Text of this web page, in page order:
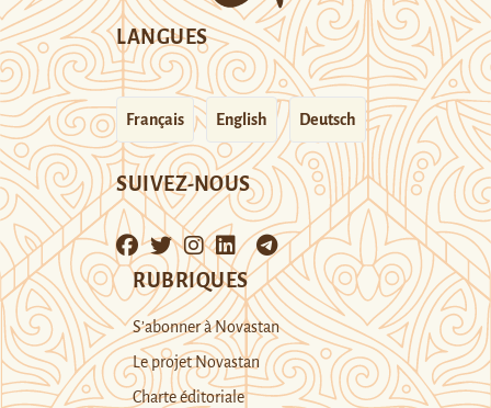
LANGUES
Français English Deutsch
SUIVEZ-NOUS
RUBRIQUES
S’abonner à Novastan
Le projet Novastan
Charte éditoriale